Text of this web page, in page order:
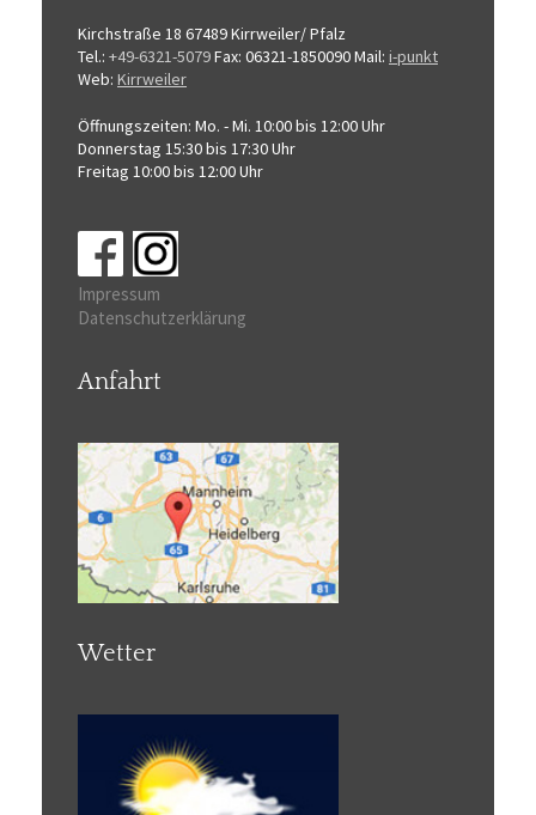
Kirchstraße 18 67489 Kirrweiler/ Pfalz
Tel.: +49-6321-5079Fax: 06321-1850090Mail: i-punkt
Web: Kirrweiler
Öffnungszeiten: Mo. - Mi. 10:00 bis 12:00 Uhr
Donnerstag 15:30 bis 17:30 Uhr
Freitag 10:00 bis 12:00 Uhr
Impressum
Datenschutzerklärung
Anfahrt
Wetter